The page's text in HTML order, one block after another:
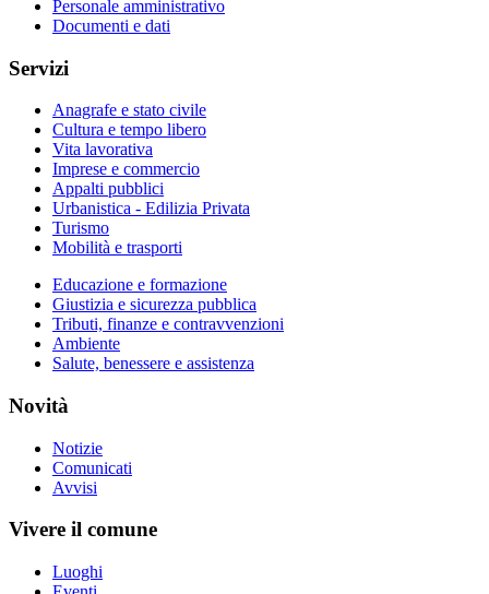
Personale amministrativo
Documenti e dati
Servizi
Anagrafe e stato civile
Cultura e tempo libero
Vita lavorativa
Imprese e commercio
Appalti pubblici
Urbanistica - Edilizia Privata
Turismo
Mobilità e trasporti
Educazione e formazione
Giustizia e sicurezza pubblica
Tributi, finanze e contravvenzioni
Ambiente
Salute, benessere e assistenza
Novità
Notizie
Comunicati
Avvisi
Vivere il comune
Luoghi